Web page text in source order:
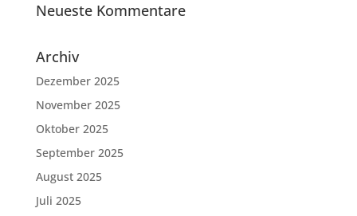
Neueste Kommentare
Archiv
Dezember 2025
November 2025
Oktober 2025
September 2025
August 2025
Juli 2025